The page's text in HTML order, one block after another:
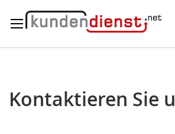
zum
Kontaktieren Sie